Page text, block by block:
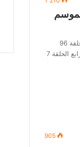
مسلسل السلطان عبد الحميد الموسم الرابع الحلقة 96
مسلسل السلطان عبد الحميد الثاني الموسم الرابع الحلقة 7
905